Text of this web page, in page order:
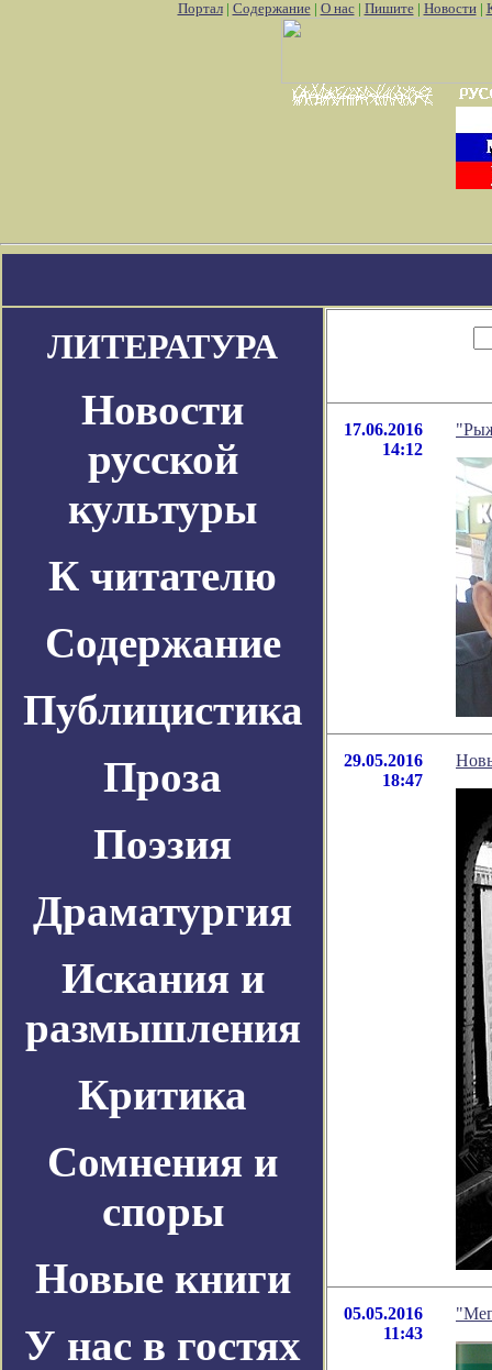
Портал| Содержание| О нас| Пишите| Новости|
ЛИТЕРАТУРА
Новости
русской
культуры
К читателю
Содержание
Публицистика
Проза
Поэзия
Драматургия
Искания и
размышления
Критика
Сомнения и
споры
Новые книги
У нас в гостях
17.06.2016
14:12
29.05.2016
18:47
05.05.2016
11:43